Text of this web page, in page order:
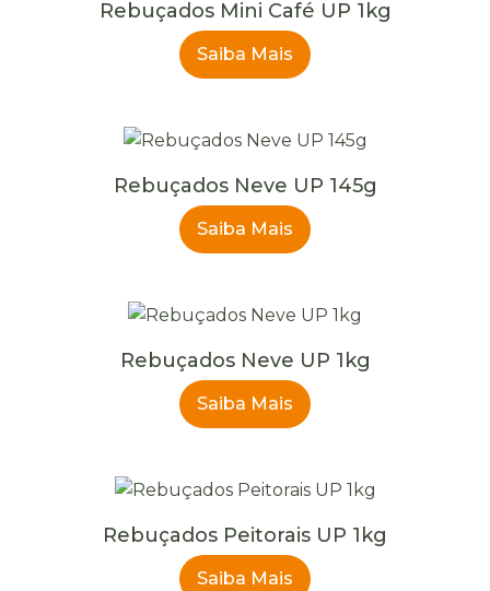
Rebuçados Mini Café UP 1kg
Saiba Mais
Rebuçados Neve UP 145g
Saiba Mais
Rebuçados Neve UP 1kg
Saiba Mais
Rebuçados Peitorais UP 1kg
Saiba Mais